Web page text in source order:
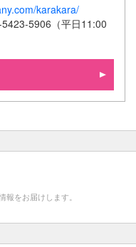
karakara/
5906（平日11:00
をお届けします。